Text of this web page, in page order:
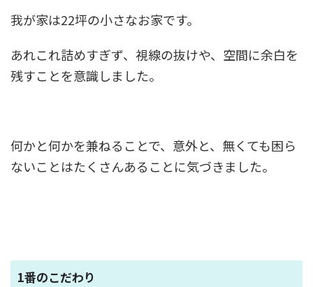
我が家は22坪の小さなお家です。
あれこれ詰めすぎず、視線の抜けや、空間に余白を
残すことを意識しました。
何かと何かを兼ねることで、意外と、無くても困ら
ないことはたくさんあることに気づきました。
1番のこだわり